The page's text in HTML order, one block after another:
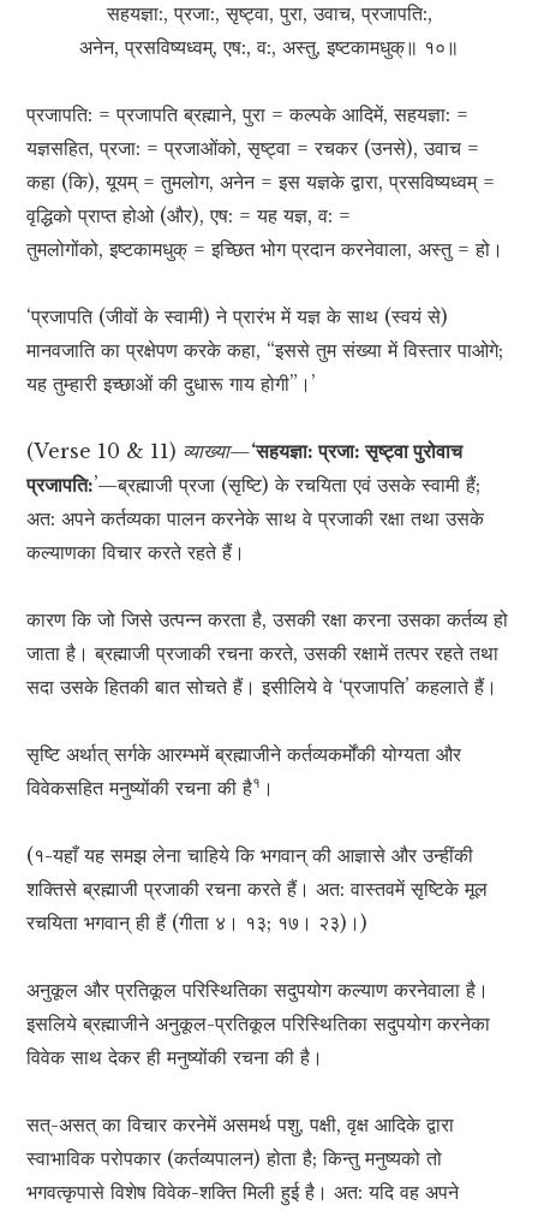
सहयज्ञा:, प्रजा:, सृष्ट्वा, पुरा, उवाच, प्रजापति:,
अनेन, प्रसविष्यध्वम्, एष:, व:, अस्तु, इष्टकामधुक्॥ १०॥
प्रजापति: = प्रजापति ब्रह्माने, पुरा = कल्पके आदिमें, सहयज्ञा: =
यज्ञसहित, प्रजा: = प्रजाओंको, सृष्ट्वा = रचकर (उनसे), उवाच =
कहा (कि), यूयम् = तुमलोग, अनेन = इस यज्ञके द्वारा, प्रसविष्यध्वम् =
वृद्धिको प्राप्त होओ (और), एष: = यह यज्ञ, व: =
तुमलोगोंको, इष्टकामधुक् = इच्छित भोग प्रदान करनेवाला, अस्तु = हो।
‘प्रजापति (जीवों के स्वामी) ने प्रारंभ में यज्ञ के साथ (स्वयं से)
मानवजाति का प्रक्षेपण करके कहा, “इससे तुम संख्या में विस्तार पाओगे;
यह तुम्हारी इच्छाओं की दुधारू गाय होगी”।’
(Verse 10 & 11) व्याख्या—‘सहयज्ञा: प्रजा: सृष्ट्वा पुरोवाच
प्रजापति:’—ब्रह्माजी प्रजा (सृष्टि) के रचयिता एवं उसके स्वामी हैं;
अत: अपने कर्तव्यका पालन करनेके साथ वे प्रजाकी रक्षा तथा उसके
कल्याणका विचार करते रहते हैं।
कारण कि जो जिसे उत्पन्न करता है, उसकी रक्षा करना उसका कर्तव्य हो
जाता है। ब्रह्माजी प्रजाकी रचना करते, उसकी रक्षामें तत्पर रहते तथा
सदा उसके हितकी बात सोचते हैं। इसीलिये वे ‘प्रजापति’ कहलाते हैं।
सृष्टि अर्थात् सर्गके आरम्भमें ब्रह्माजीने कर्तव्यकर्मोंकी योग्यता और
विवेकसहित मनुष्योंकी रचना की है१ ।
(१-यहाँ यह समझ लेना चाहिये कि भगवान् की आज्ञासे और उन्हींकी
शक्तिसे ब्रह्माजी प्रजाकी रचना करते हैं। अत: वास्तवमें सृष्टिके मूल
रचयिता भगवान् ही हैं (गीता ४। १३; १७। २३)।)
अनुकूल और प्रतिकूल परिस्थितिका सदुपयोग कल्याण करनेवाला है।
इसलिये ब्रह्माजीने अनुकूल-प्रतिकूल परिस्थितिका सदुपयोग करनेका
विवेक साथ देकर ही मनुष्योंकी रचना की है।
सत्-असत् का विचार करनेमें असमर्थ पशु, पक्षी, वृक्ष आदिके द्वारा
स्वाभाविक परोपकार (कर्तव्यपालन) होता है; किन्तु मनुष्यको तो
भगवत्कृपासे विशेष विवेक-शक्ति मिली हुई है। अत: यदि वह अपने